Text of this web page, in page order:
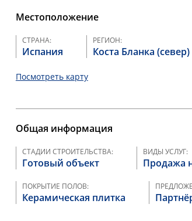
Местоположение
СТРАНА:
Испания
РЕГИОН:
Коста Бланка (север)
Посмотреть карту
Общая информация
СТАДИИ СТРОИТЕЛЬСТВА:
Готовый объект
ВИДЫ УСЛУГ:
Продажа
ПОКРЫТИЕ ПОЛОВ:
Керамическая плитка